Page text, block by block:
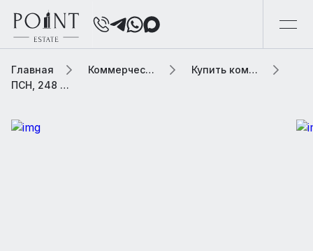
Главная Коммерческая элитная недвижимость
Купить коммерческую недвижимость
ПСН, 248 м2 В жилом доме «Газетный переулок, 1/12»